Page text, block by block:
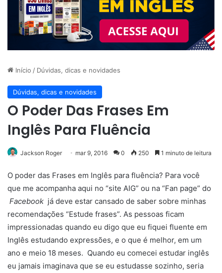
Início / Dúvidas, dicas e novidades
Dúvidas, dicas e novidades
O Poder Das Frases Em
Inglês Para Fluência
Jackson Roger mar 9, 2016 0 250 1 minuto de leitura
O poder das Frases em Inglês para fluência? Para você
que me acompanha aqui no “site AIG” ou na “Fan page” do
Facebook já deve estar cansado de saber sobre minhas
recomendações “Estude frases”. As pessoas ficam
impressionadas quando eu digo que eu fiquei fluente em
Inglês estudando expressões, e o que é melhor, em um
ano e meio 18 meses. Quando eu comecei estudar inglês
eu jamais imaginava que se eu estudasse sozinho, seria